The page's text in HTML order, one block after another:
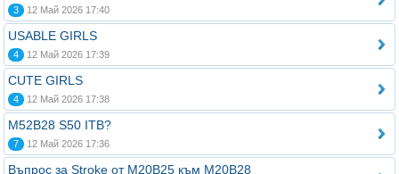
3 12 Май 2026 17:40
USABLE GIRLS
4 12 Май 2026 17:39
CUTE GIRLS
4 12 Май 2026 17:38
M52B28 S50 ITB?
7 12 Май 2026 17:36
Въпрос за Stroke от M20B25 към M20B28